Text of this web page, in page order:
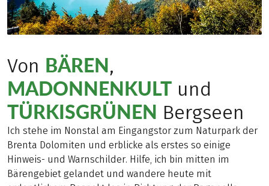
Von BÄREN,
MADONNENKULT und
TÜRKISGRÜNEN Bergseen
Ich stehe im Nonstal am Eingangstor zum Naturpark der
Brenta Dolomiten und erblicke als erstes so einige
Hinweis- und Warnschilder. Hilfe, ich bin mitten im
Bärengebiet gelandet und wandere heute mit